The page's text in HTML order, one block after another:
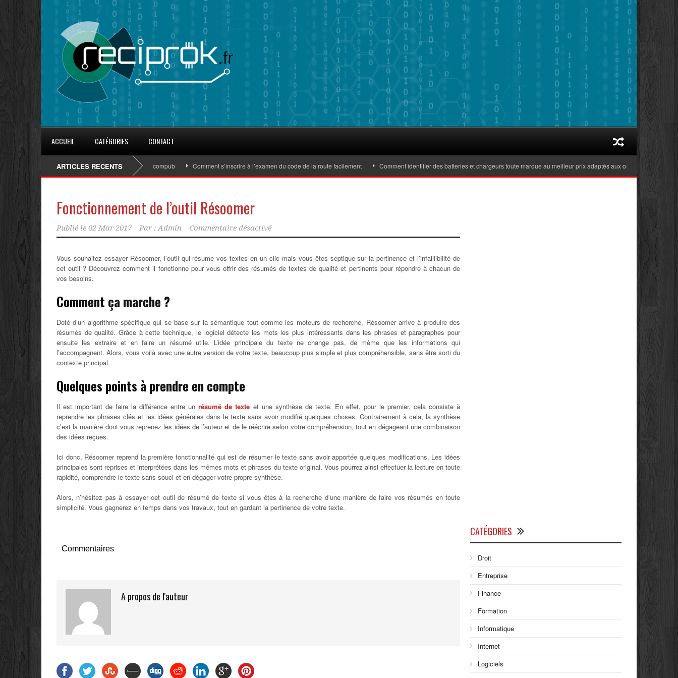
ACCUEIL CATÉGORIES CONTACT
ARTICLES RECENTS
8 conseils pour fidéliser avec les goodies d’Eurocompub Comment s’inscrire à l’examen du code de la route facilement Comment identifier des batteries et chargeurs toute marque au meilleur prix adaptés aux ordinateurs portables
Fonctionnement de l’outil Résoomer
Publié le 02 Mar 2017 Par : Admin Commentaire désactivé
Vous souhaitez essayer Résoomer, l’outil qui résume vos textes en un clic mais vous êtes septique sur la pertinence et l’infaillibilité de
cet outil ? Découvrez comment il fonctionne pour vous offrir des résumés de textes de qualité et pertinents pour répondre à chacun de
vos besoins.
Comment ça marche ?
Doté d’un algorithme spécifique qui se base sur la sémantique tout comme les moteurs de recherche, Résoomer arrive à produire des
résumés de qualité. Grâce à cette technique, le logiciel détecte les mots les plus intéressants dans les phrases et paragraphes pour
ensuite les extraire et en faire un résumé utile. L’idée principale du texte ne change pas, de même que les informations qui
l’accompagnent. Alors, vous voilà avec une autre version de votre texte, beaucoup plus simple et plus compréhensible, sans être sorti du
contexte principal.
Quelques points à prendre en compte
Il est important de faire la différence entre unrésumé de texte et une synthèse de texte. En effet, pour le premier, cela consiste à
reprendre les phrases clés et les idées générales dans le texte sans avoir modifié quelques choses. Contrairement à cela, la synthèse
c’est la manière dont vous reprenez les idées de l’auteur et de le réécrire selon votre compréhension, tout en dégageant une combinaison
des idées reçues.
Ici donc, Résoomer reprend la première fonctionnalité qui est de résumer le texte sans avoir apportée quelques modifications. Les idées
principales sont reprises et interprétées dans les mêmes mots et phrases du texte original. Vous pourrez ainsi effectuer la lecture en toute
rapidité, comprendre le texte sans souci et en dégager votre propre synthèse.
Alors, n’hésitez pas à essayer cet outil de résumé de texte si vous êtes à la recherche d’une manière de faire vos résumés en toute
simplicité. Vous gagnerez en temps dans vos travaux, tout en gardant la pertinence de votre texte.
Commentaires
A propos de l'auteur
CATÉGORIES
Droit
Entreprise
Finance
Formation
Informatique
Internet
Logiciels